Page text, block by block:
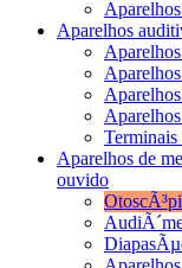
Aparelhos
Terminais
Aparelhos de
ouvido